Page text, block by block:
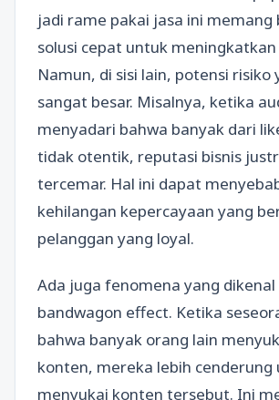
jadi rame pakai jasa ini memang
solusi cepat untuk
Namun, di sisi lain, potensi risiko
sangat besar. Misalnya, ketika
menyadari bahwa banyak dari
tidak otentik, reputasi bisnis
tercemar. Hal ini dapat
kehilangan kepercayaan yang
pelanggan yang loyal.
Ada juga fenomena yang dikenal
bandwagon effect. Ketika
bahwa banyak orang lain
konten, mereka lebih cenderung
menyukai konten tersebut. Ini